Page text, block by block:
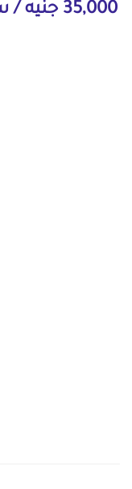
35,000 جنيه / سنوياً